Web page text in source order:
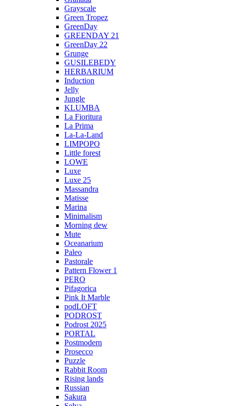
Grayscale
Green Tropez
GreenDay
GREENDAY 21
GreenDay 22
Grunge
GUSILEBEDY
HERBARIUM
Induction
Jelly
Jungle
KLUMBA
La Fioritura
La Prima
La-La-Land
LIMPOPO
Little forest
LOWE
Luxe
Luxe 25
Massandra
Matisse
Marina
Minimalism
Morning dew
Mute
Oceanarium
Paleo
Pastorale
Pattern Flower 1
PERO
Pifagorica
Pink It Marble
podLOFT
PODROST
Podrost 2025
PORTAL
Postmodern
Prosecco
Puzzle
Rabbit Room
Rising lands
Russian
Sakura